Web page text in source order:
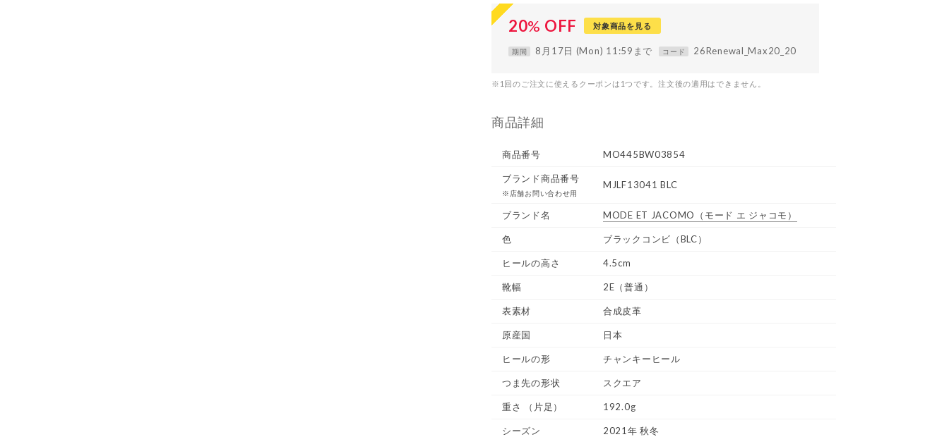
20% OFF 対象商品を見る
期間 8月17日 (Mon) 11:59まで コード 26Renewal_Max20_20
※1回のご注文に使えるクーポンは1つです。注文後の適用はできません。
商品詳細
商品番号 MO445BW03854
ブランド商品番号
※店舗お問い合わせ用
MJLF13041 BLC
ブランド名 MODE ET JACOMO （モード エ ジャコモ）
色 ブラックコンビ（BLC）
ヒールの高さ 4.5cm
靴幅 2E（普通）
表素材 合成皮革
原産国 日本
ヒールの形 チャンキーヒール
つま先の形状 スクエア
重さ （片足） 192.0g
シーズン 2021年 秋冬